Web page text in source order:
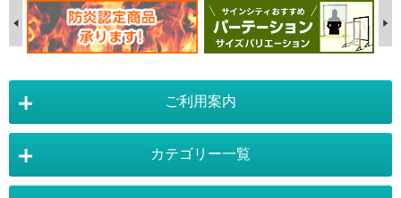
ご利用案内
店舗詳細情報 カテゴリー一覧